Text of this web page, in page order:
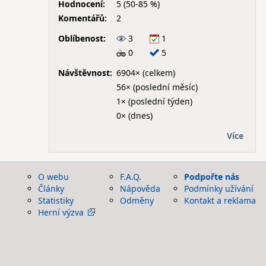
Hodnocení:
5 (50-85 %)
Komentářů:
2
Oblíbenost:
3
1
0
5
Návštěvnost: 6904× (celkem)
56× (poslední měsíc)
1× (poslední týden)
0× (dnes)
Více
O webu
Články
Statistiky
Herní výzva
F.A.Q.
Nápověda
Odměny
Podpořte nás
Podmínky užívání
Kontakt a reklama